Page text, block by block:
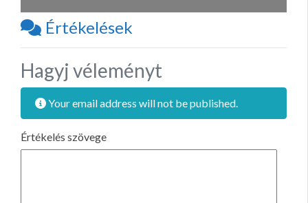
Értékelések
Hagyj véleményt
Your email address will not be published.
Értékelés szövege